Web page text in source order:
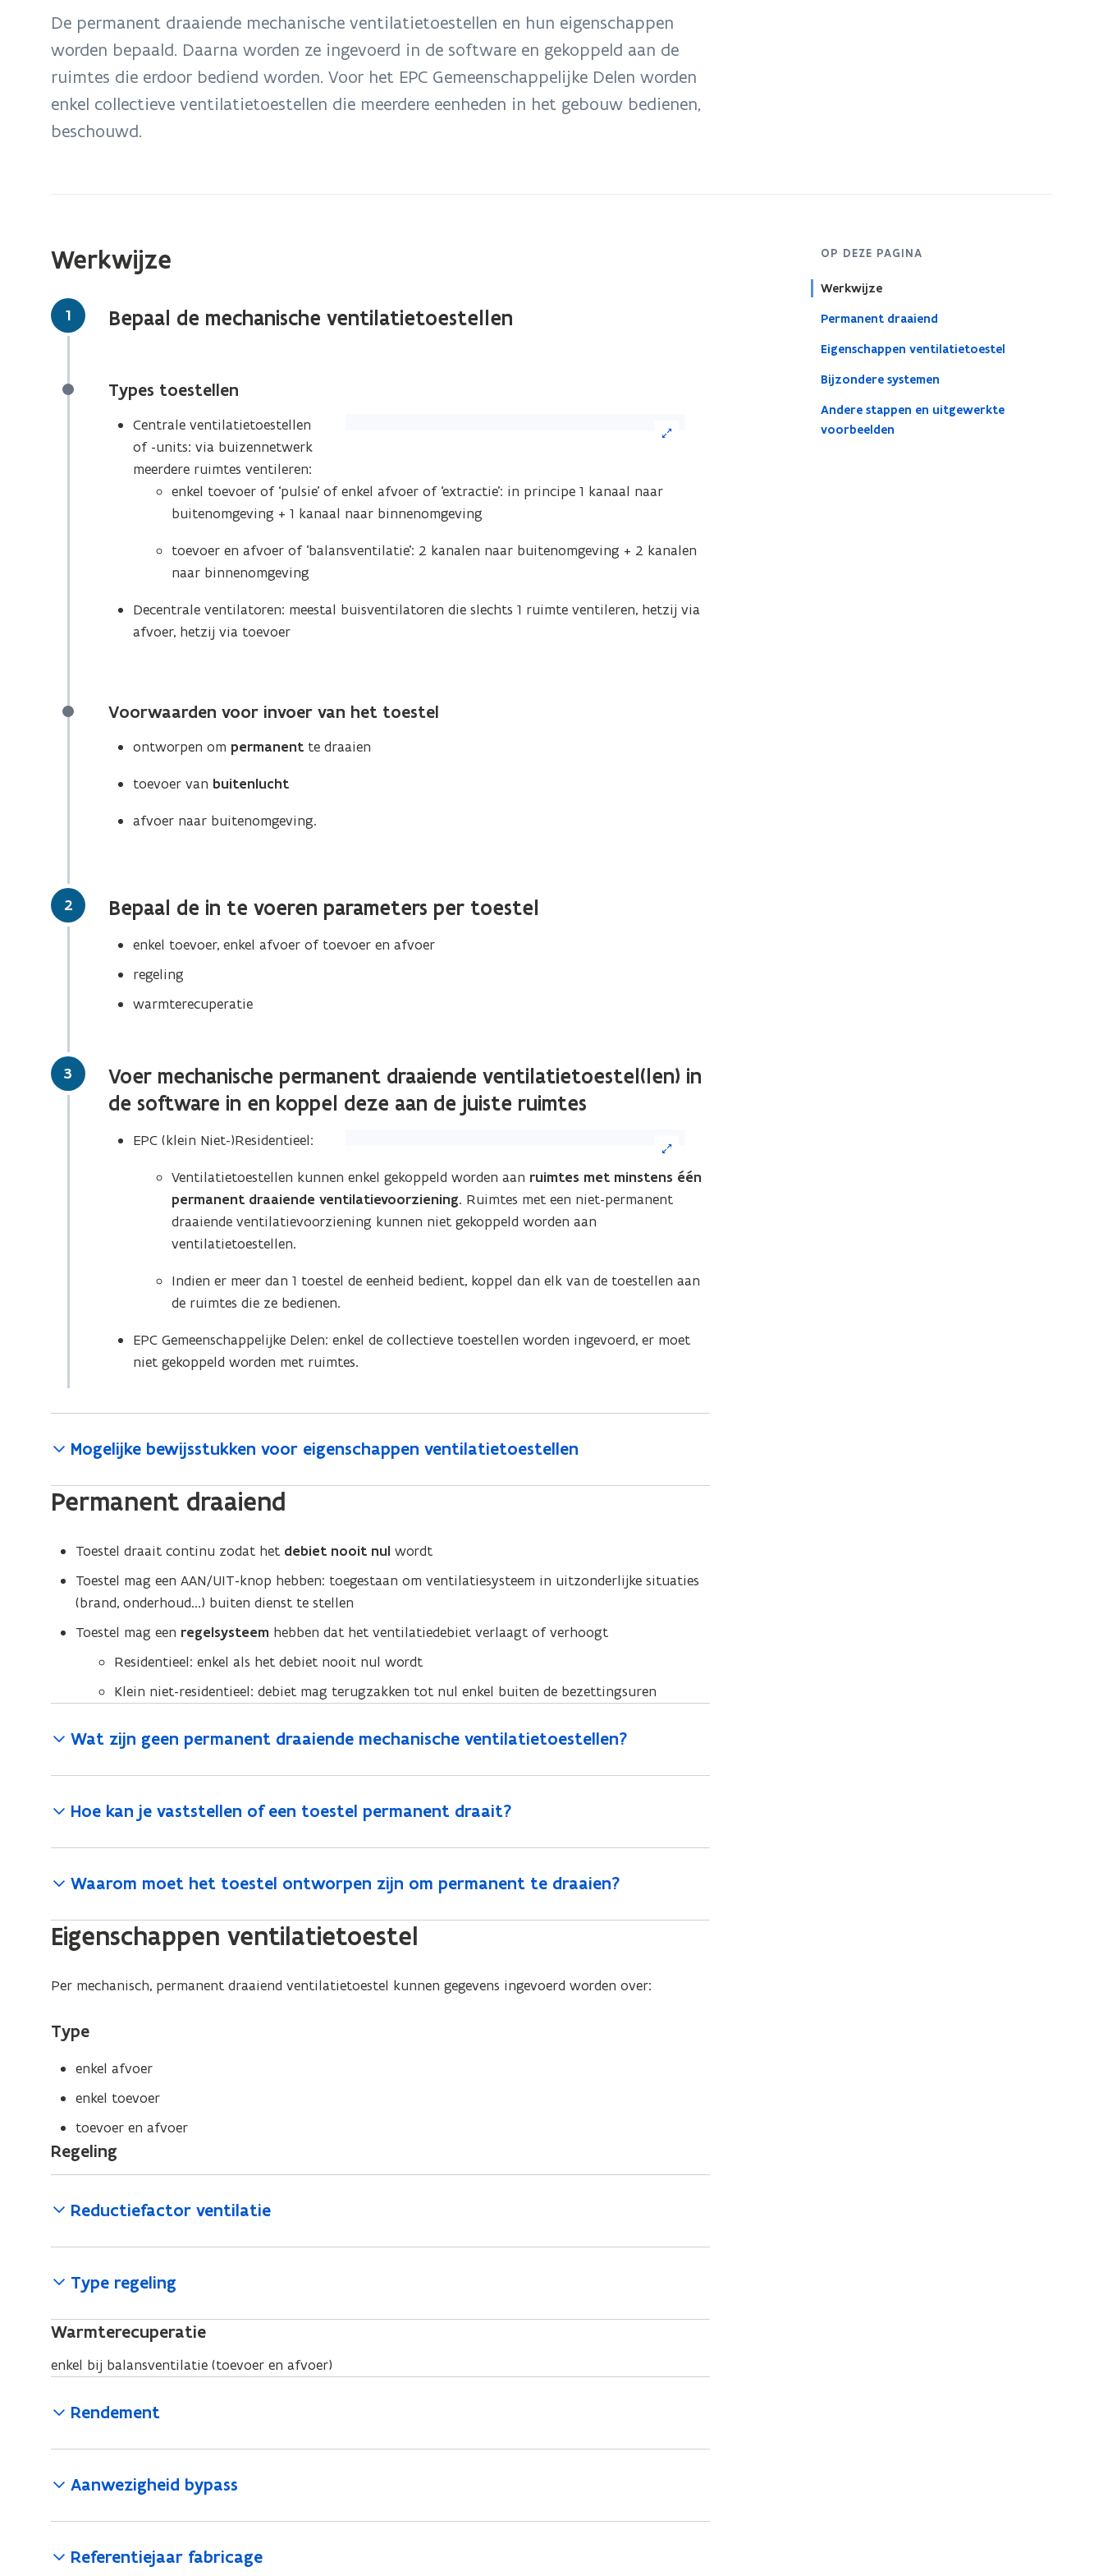
bevindt
Mechanische
ventilatietoestellen
De permanent draaiende mechanische ventilatietoestellen en hun eigenschappen
worden bepaald. Daarna worden ze ingevoerd in de software en gekoppeld aan de
ruimtes die erdoor bediend worden. Voor het EPC Gemeenschappelijke Delen worden
enkel collectieve ventilatietoestellen die meerdere eenheden in het gebouw bedienen,
beschouwd.
OP DEZE PAGINA
Werkwijze
Permanent draaiend
Eigenschappen ventilatietoestel
Bijzondere systemen
Andere stappen en uitgewerkte
voorbeelden
Werkwijze
Stap
1 Bepaal de mechanische ventilatietoestellen
Types toestellen
afbeelding
voor
vergrote
Centrale ventilatietoestellen
of -units: via buizennetwerk
meerdere ruimtes ventileren:
enkel toevoer of ‘pulsie’ of enkel afvoer of ‘extractie’: in principe 1 kanaal naar
buitenomgeving + 1 kanaal naar binnenomgeving
toevoer en afvoer of ‘balansventilatie’: 2 kanalen naar buitenomgeving + 2 kanalen
naar binnenomgeving
Decentrale ventilatoren: meestal buisventilatoren die slechts 1 ruimte ventileren, hetzij via
afvoer, hetzij via toevoer
Voorwaarden voor invoer van het toestel
ontworpen om permanent te draaien
toevoer van buitenlucht
afvoer naar buitenomgeving.
Stap
2 Bepaal de in te voeren parameters per toestel
enkel toevoer, enkel afvoer of toevoer en afvoer
regeling
warmterecuperatie
Stap
3
Voer mechanische permanent draaiende ventilatietoestel(len) in
de software in en koppel deze aan de juiste ruimtes
de
afbeelding
voor
vergrote
EPC (klein Niet-)Residentieel:
Ventilatietoestellen kunnen enkel gekoppeld worden aan ruimtes met minstens één
permanent draaiende ventilatievoorziening. Ruimtes met een niet-permanent
draaiende ventilatievoorziening kunnen niet gekoppeld worden aan
ventilatietoestellen.
Indien er meer dan 1 toestel de eenheid bedient, koppel dan elk van de toestellen aan
de ruimtes die ze bedienen.
EPC Gemeenschappelijke Delen: enkel de collectieve toestellen worden ingevoerd, er moet
niet gekoppeld worden met ruimtes.
Mogelijke bewijsstukken voor eigenschappen ventilatietoestellen
Permanent draaiend
Toestel draait continu zodat het debiet nooit nul wordt
Toestel mag een AAN/UIT-knop hebben: toegestaan om ventilatiesysteem in uitzonderlijke situaties
(brand, onderhoud...) buiten dienst te stellen
Toestel mag een regelsysteem hebben dat het ventilatiedebiet verlaagt of verhoogt
Residentieel: enkel als het debiet nooit nul wordt
Klein niet-residentieel: debiet mag terugzakken tot nul enkel buiten de bezettingsuren
Wat zijn geen permanent draaiende mechanische ventilatietoestellen?
Hoe kan je vaststellen of een toestel permanent draait?
Waarom moet het toestel ontworpen zijn om permanent te draaien?
Eigenschappen ventilatietoestel
Per mechanisch, permanent draaiend ventilatietoestel kunnen gegevens ingevoerd worden over:
Type
enkel afvoer
enkel toevoer
toevoer en afvoer
Regeling
Reductiefactor ventilatie
Type regeling
Warmterecuperatie
enkel bij balansventilatie (toevoer en afvoer)
Rendement
Aanwezigheid bypass
Referentiejaar fabricage